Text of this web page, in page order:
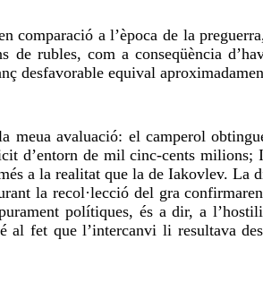
comparació a l’època de la
rubles, com a conseqüència
desfavorable equival
meua avaluació: el camperol
d’entorn de mil cinc-cents
a la realitat que la de Iakovlev.
la recol·lecció del gra
polítiques, és a dir, a
al fet que l’intercanvi li resultava